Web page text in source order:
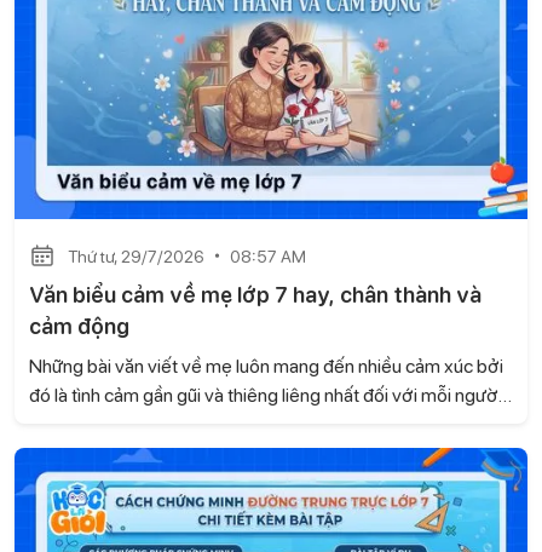
Thứ tư, 29/7/2026 08:57 AM
Văn biểu cảm về mẹ lớp 7 hay, chân thành và
cảm động
Những bài văn viết về mẹ luôn mang đến nhiều cảm xúc bởi
đó là tình cảm gần gũi và thiêng liêng nhất đối với mỗi người.
hay, chân thành và cảm động do Học là Giỏi tổng hợp để em
có thể tham khảo.